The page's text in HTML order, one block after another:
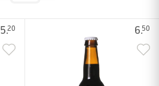
5.20 6.50